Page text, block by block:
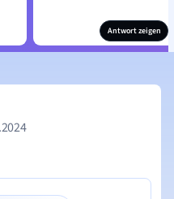
Antwort zeigen